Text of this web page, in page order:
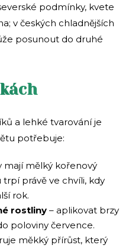
podmínky, kvete
v českých chladnějších
posunout do druhé
a lehké tvarování je
potřebuje:
mají mělký kořenový
právě ve chvíli, kdy
rok.
rostliny – aplikovat brzy
poloviny července.
měkký přírůst, který